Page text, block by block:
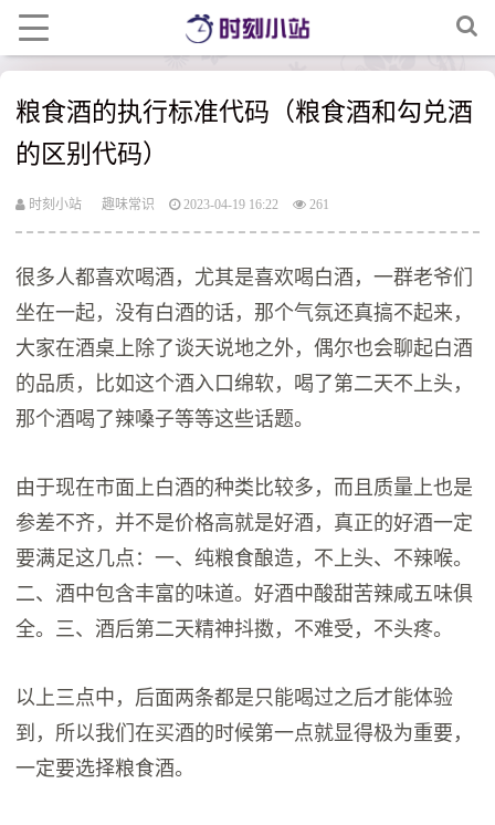
粮食酒的执行标准代码（粮食酒和勾兑酒
的区别代码）
时刻小站 趣味常识 2023-04-19 16:22 261
很多人都喜欢喝酒，尤其是喜欢喝白酒，一群老爷们
坐在一起，没有白酒的话，那个气氛还真搞不起来，
大家在酒桌上除了谈天说地之外，偶尔也会聊起白酒
的品质，比如这个酒入口绵软，喝了第二天不上头，
那个酒喝了辣嗓子等等这些话题。
由于现在市面上白酒的种类比较多，而且质量上也是
参差不齐，并不是价格高就是好酒，真正的好酒一定
要满足这几点：一、纯粮食酿造，不上头、不辣喉。
二、酒中包含丰富的味道。好酒中酸甜苦辣咸五味俱
全。三、酒后第二天精神抖擞，不难受，不头疼。
以上三点中，后面两条都是只能喝过之后才能体验
到，所以我们在买酒的时候第一点就显得极为重要，
一定要选择粮食酒。